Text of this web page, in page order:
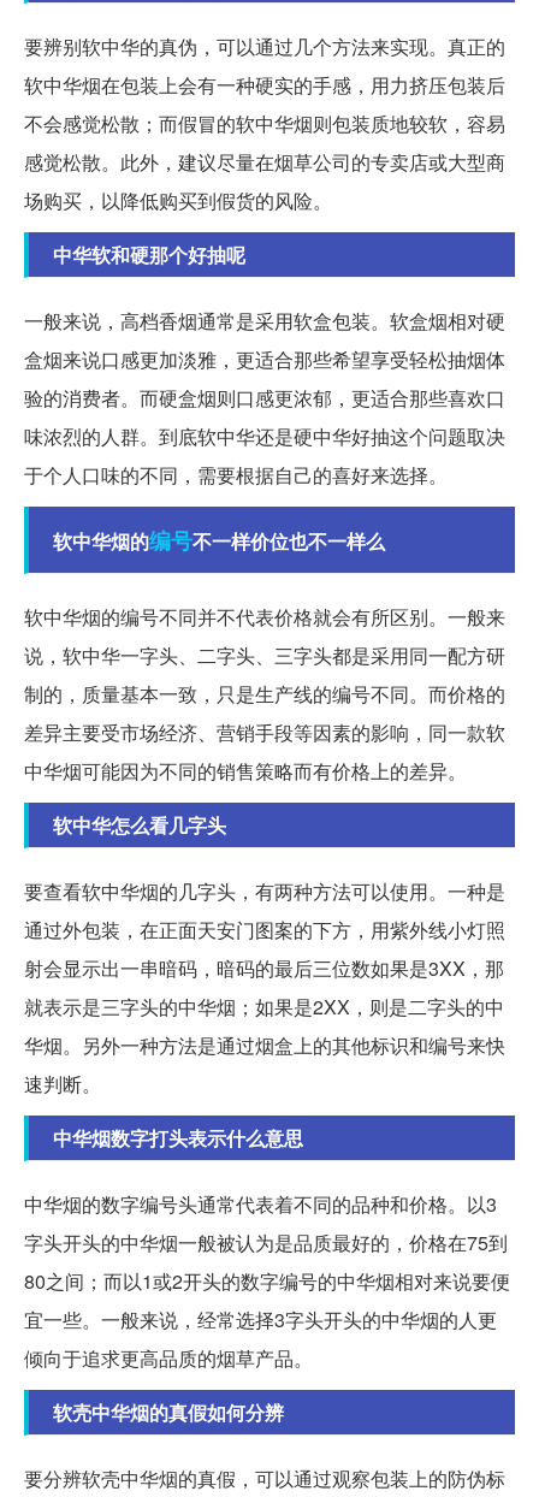
要辨别软中华的真伪，可以通过几个方法来实现。真正的
软中华烟在包装上会有一种硬实的手感，用力挤压包装后
不会感觉松散；而假冒的软中华烟则包装质地较软，容易
感觉松散。此外，建议尽量在烟草公司的专卖店或大型商
场购买，以降低购买到假货的风险。
中华软和硬那个好抽呢
一般来说，高档香烟通常是采用软盒包装。软盒烟相对硬
盒烟来说口感更加淡雅，更适合那些希望享受轻松抽烟体
验的消费者。而硬盒烟则口感更浓郁，更适合那些喜欢口
味浓烈的人群。到底软中华还是硬中华好抽这个问题取决
于个人口味的不同，需要根据自己的喜好来选择。
软中华烟的编号不一样价位也不一样么
软中华烟的编号不同并不代表价格就会有所区别。一般来
说，软中华一字头、二字头、三字头都是采用同一配方研
制的，质量基本一致，只是生产线的编号不同。而价格的
差异主要受市场经济、营销手段等因素的影响，同一款软
中华烟可能因为不同的销售策略而有价格上的差异。
软中华怎么看几字头
要查看软中华烟的几字头，有两种方法可以使用。一种是
通过外包装，在正面天安门图案的下方，用紫外线小灯照
射会显示出一串暗码，暗码的最后三位数如果是3XX，那
就表示是三字头的中华烟；如果是2XX，则是二字头的中
华烟。另外一种方法是通过烟盒上的其他标识和编号来快
速判断。
中华烟数字打头表示什么意思
中华烟的数字编号头通常代表着不同的品种和价格。以3
字头开头的中华烟一般被认为是品质最好的，价格在75到
80之间；而以1或2开头的数字编号的中华烟相对来说要便
宜一些。一般来说，经常选择3字头开头的中华烟的人更
倾向于追求更高品质的烟草产品。
软壳中华烟的真假如何分辨
要分辨软壳中华烟的真假，可以通过观察包装上的防伪标